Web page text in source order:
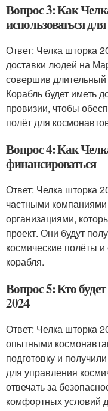
Вопрос 3: Как
использоваться
Ответ: Челка шторка
доставки людей на
совершив длительный
Корабль будет иметь
провизии, чтобы
полёт для
Вопрос 4: Как
финансироваться
Ответ: Челка шторка
частными
организациями,
проект. Они будут
космические полёты
корабля.
Вопрос 5: Кто
2024
Ответ: Челка шторка
опытными
подготовку и
для управления
отвечать за
комфортных условий